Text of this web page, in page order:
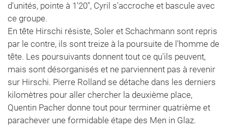
d'unités, pointe à 1'20", Cyril s'accroche et bascule avec
ce groupe.
En tête Hirschi résiste, Soler et Schachmann sont repris
par le contre, ils sont treize à la poursuite de l'homme de
tête. Les poursuivants donnent tout ce qu'ils peuvent,
mais sont désorganisés et ne parviennent pas à revenir
sur Hirschi. Pierre Rolland se détache dans les derniers
kilomètres pour aller chercher la deuxième place,
Quentin Pacher donne tout pour terminer quatrième et
parachever une formidable étape des Men in Glaz.